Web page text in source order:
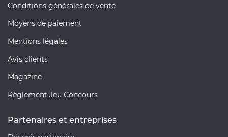
Conditions générales de vente
Moyens de paiement
Mentions légales
Avis clients
Magazine
Règlement Jeu Concours
Partenaires et entreprises